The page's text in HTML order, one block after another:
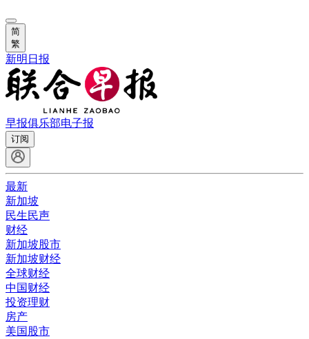
简
繁
新明日报
早报俱乐部电子报
订阅
最新
新加坡
民生民声
财经
新加坡股市
新加坡财经
全球财经
中国财经
投资理财
房产
美国股市